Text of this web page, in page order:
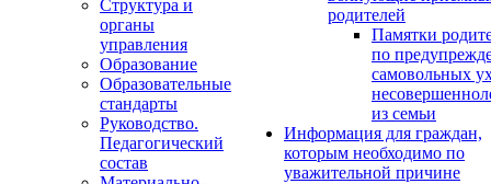
Структура и
органы
управления
Образование
Образовательные
стандарты
Руководство.
Педагогический
состав
родителей
Памятки
по
самовольных
из семьи
Информация для граждан,
которым необходимо по
уважительной причине